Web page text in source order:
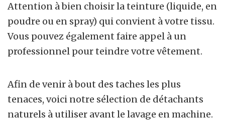
Attention à bien choisir la teinture (liquide, en
poudre ou en spray) qui convient à votre tissu.
Vous pouvez également faire appel à un
professionnel pour teindre votre vêtement.
Afin de venir à bout des taches les plus
tenaces, voici notre sélection de détachants
naturels à utiliser avant le lavage en machine.